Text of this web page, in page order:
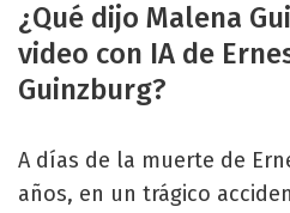
¿Qué dijo Malena
video con IA de
Guinzburg?
A días de la muerte de
años, en un trágico